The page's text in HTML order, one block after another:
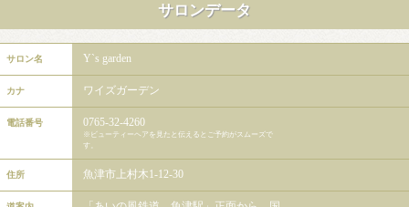
サロンデータ
サロン名 Y`s garden
カナ ワイズガーデン
電話番号 0765-32-4260
※ビューティーヘアを見たと伝えるとご予約がスムーズで
す。
住所 魚津市上村木1-12-30